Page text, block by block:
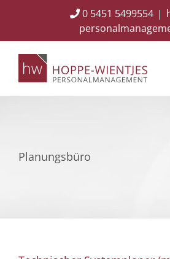
0 5451 5499554 |
Planungsbüro